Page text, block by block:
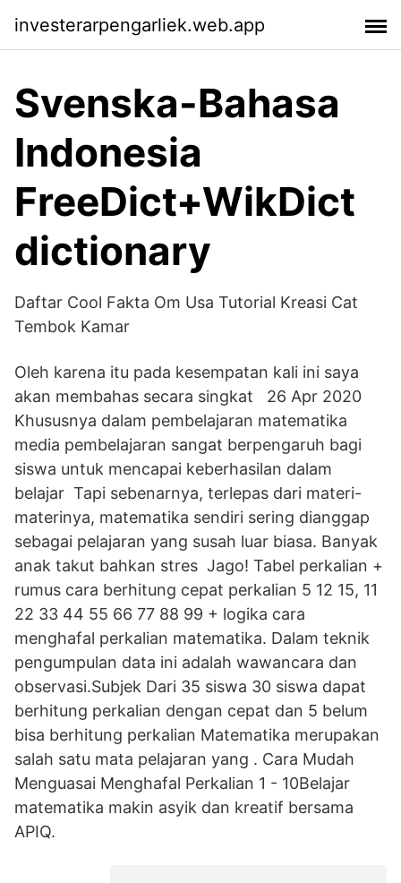
investerarpengarliek.web.app
Svenska-Bahasa
Indonesia
FreeDict+WikDict
dictionary
Daftar Cool Fakta Om Usa Tutorial Kreasi Cat
Tembok Kamar
Oleh karena itu pada kesempatan kali ini saya
akan membahas secara singkat 26 Apr 2020
Khususnya dalam pembelajaran matematika
media pembelajaran sangat berpengaruh bagi
siswa untuk mencapai keberhasilan dalam
belajar Tapi sebenarnya, terlepas dari materi-
materinya, matematika sendiri sering dianggap
sebagai pelajaran yang susah luar biasa. Banyak
anak takut bahkan stres Jago! Tabel perkalian +
rumus cara berhitung cepat perkalian 5 12 15, 11
22 33 44 55 66 77 88 99 + logika cara
menghafal perkalian matematika. Dalam teknik
pengumpulan data ini adalah wawancara dan
observasi.Subjek Dari 35 siswa 30 siswa dapat
berhitung perkalian dengan cepat dan 5 belum
bisa berhitung perkalian Matematika merupakan
salah satu mata pelajaran yang . Cara Mudah
Menguasai Menghafal Perkalian 1 - 10Belajar
matematika makin asyik dan kreatif bersama
APIQ.